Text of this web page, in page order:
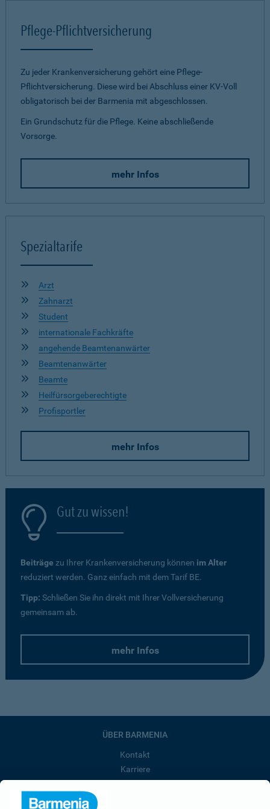
Pflege-Pflichtversicherung
Zu jeder Krankenversicherung gehört eine Pflege-
Pflichtversicherung. Diese wird bei Abschluss einer KV-Voll
obligatorisch bei der Barmenia mit abgeschlossen.
Ein Grundschutz für die Pflege. Keine abschließende
Vorsorge.
mehr Infos
Spezialtarife
Arzt
Zahnarzt
Student
internationale Fachkräfte
angehende Beamtenanwärter
Beamtenanwärter
Beamte
Heilfürsorgeberechtigte
Profisportler
mehr Infos
Gut zu wissen!
Beiträge zu Ihrer Krankenversicherung können im Alter
reduziert werden. Ganz einfach mit dem Tarif BE.
Tipp: Schließen Sie ihn direkt mit Ihrer Vollversicherung
gemeinsam ab.
mehr Infos
ÜBER BARMENIA
Kontakt
Karriere